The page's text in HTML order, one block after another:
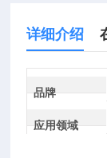
详细介绍
品牌
应用领域